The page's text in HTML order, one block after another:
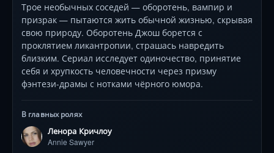
Трое необычных соседей — оборотень, вампир и
призрак — пытаются жить обычной жизнью, скрывая
свою природу. Оборотень Джош борется с
проклятием ликантропии, страшась навредить
близким. Сериал исследует одиночество, принятие
себя и хрупкость человечности через призму
фэнтези-драмы с нотками чёрного юмора.
В главных ролях
Ленора Кричлоу
Annie Sawyer